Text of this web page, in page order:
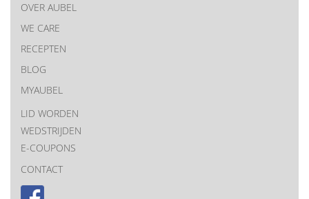
New
menu
OVER AUBEL
WE CARE
RECEPTEN
BLOG
MYAUBEL
LID WORDEN
WEDSTRIJDEN
E-COUPONS
CONTACT